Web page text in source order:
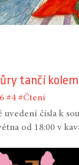
tančí
#4 #Čtení
uvedení čísla k
od 18:00 v